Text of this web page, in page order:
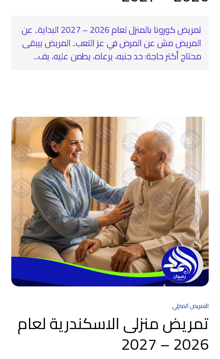
تمريض كورونا بالمنزل لعام 2026 – 2027 البداية.. عن
المريض مش عن المرض في عز التعب.. المريض بيبقى
محتاج أكتر حاجة: حد جنبه، يرعاه، يطمن عليه، يف...
التمريض المنزلي
تمريض منزلى الاسكندرية لعام
2026 – 2027